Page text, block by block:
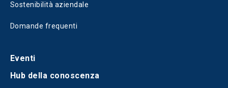
Sostenibilità aziendale
Domande frequenti
Eventi
Hub della conoscenza